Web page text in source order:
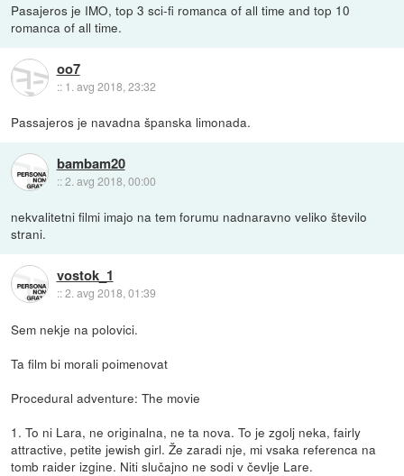
Pasajeros je IMO, top 3 sci-fi romanca of all time and top 10
romanca of all time.
oo7
:: 1. avg 2018, 23:32
Passajeros je navadna španska limonada.
bambam20
::2. avg 2018, 00:00
nekvalitetni filmi imajo na tem forumu nadnaravno veliko število
strani.
vostok_1
::2. avg 2018, 01:39
Sem nekje na polovici.
Ta film bi morali poimenovat
Procedural adventure: The movie
1. To ni Lara, ne originalna, ne ta nova. To je zgolj neka, fairly
attractive, petite jewish girl. Že zaradi nje, mi vsaka referenca na
tomb raider izgine. Niti slučajno ne sodi v čevlje Lare.